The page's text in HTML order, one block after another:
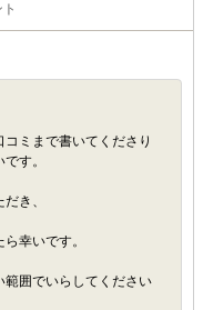
ミまで書いてくださり
す。
き、
幸いです。
範囲でいらしてください